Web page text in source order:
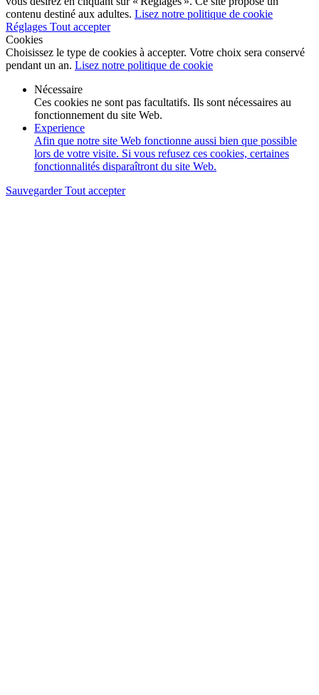
contenu destiné aux adultes. Lisez notre politique de cookie
Réglages Tout accepter
Cookies
Choisissez le type de cookies à accepter. Votre choix sera conservé
pendant un an. Lisez notre politique de cookie
Nécessaire
Ces cookies ne sont pas facultatifs. Ils sont nécessaires au
fonctionnement du site Web.
Experience
Afin que notre site Web fonctionne aussi bien que possible
lors de votre visite. Si vous refusez ces cookies, certaines
fonctionnalités disparaîtront du site Web.
SauvegarderTout accepter